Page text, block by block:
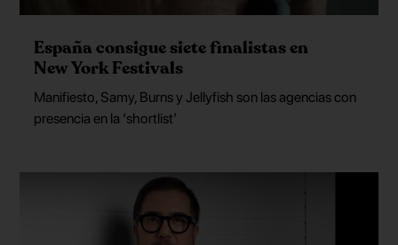
España consigue siete finalistas en
New York Festivals
Manifiesto, Samy, Burns y Jellyfish son las agencias con
presencia en la ‘shortlist’